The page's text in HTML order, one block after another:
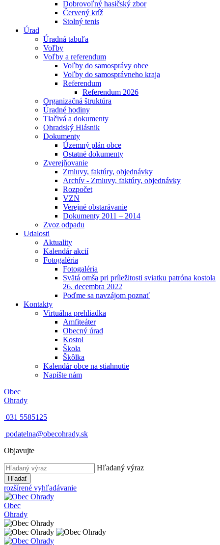
Dobrovoľný hasičský zbor
Červený kríž
Stolný tenis
Úrad
Úradná tabuľa
Voľby
Voľby a referendum
Voľby do samosprávy obce
Voľby do samosprávneho kraja
Referendum
Referendum 2026
Organizačná štruktúra
Úradné hodiny
Tlačivá a dokumenty
Ohradský Hlásnik
Dokumenty
Územný plán obce
Ostatné dokumenty
Zverejňovanie
Zmluvy, faktúry, objednávky
Archív - Zmluvy, faktúry, objednávky
Rozpočet
VZN
Verejné obstarávanie
Dokumenty 2011 – 2014
Zvoz odpadu
Udalosti
Aktuality
Kalendár akcií
Fotogaléria
Fotogaléria
Svätá omša pri príležitosti sviatku patróna kostola
26. decembra 2022
Poďme sa navzájom poznať
Kontakty
Virtuálna prehliadka
Amfiteáter
Obecný úrad
Kostol
Škola
Škôlka
Kalendár obce na stiahnutie
Napíšte nám
Obec
Ohrady
031 5585125
podatelna@obecohrady.sk
Objavujte
Hľadaný výraz
Hľadať
rozšírené vyhľadávanie
Obec
Ohrady